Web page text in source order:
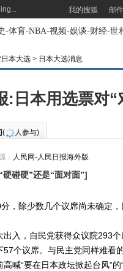
我的搜狐 邮件
-体育-NBA-视频-娱谈-财经-世
本大选 > 日本大选消息
:日本用选票对
( 人参与)
： 人民网-人民日报海外版
硬碰硬”还是“面对面”]
除少数几个议席尚未确定，
，自民党获得众议院293个
57个议席。与民主党同样难看
喊“要在日本政坛掀起台风”